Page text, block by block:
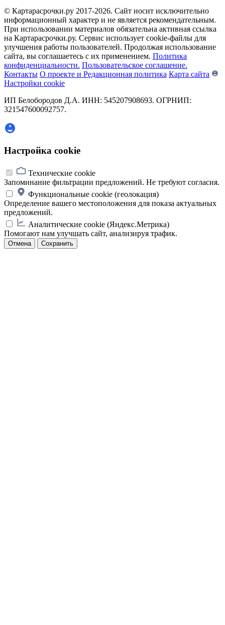
© Картарасрочки.ру 2017-2026. Сайт носит исключительно
информационный характер и не является рекомендательным.
При использовании материалов обязательна активная ссылка
на Картарасрочки.ру. Сервис использует cookie-файлы для
улучшения работы пользователей. Продолжая использование
сайта, вы соглашаетесь с их применением. Политика
конфиденциальности. Пользовательское соглашение.
Контакты О проекте и Редакционная политика Карта сайта
Настройки cookie
ИП Белобородов Д.А. ИНН: 545207908693. ОГРНИП:
321547600092757.
Настройка cookie
Технические cookie
Запоминание фильтрации предложений. Не требуют согласия.
Функциональные cookie (геолокация)
Определение вашего местоположения для показа актуальных
предложений.
Аналитические cookie (Яндекс.Метрика)
Помогают нам улучшать сайт, анализируя трафик.
Отмена Сохранить